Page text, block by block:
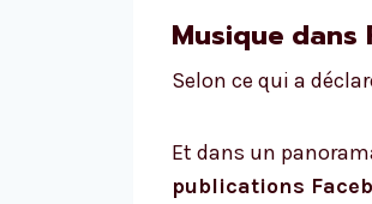
Musique dans
Selon ce qui a
Et dans un
publications